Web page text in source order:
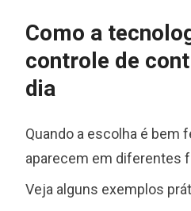
Como a
controle de
dia
Quando a escolha é bem
aparecem em diferentes
Veja alguns exemplos